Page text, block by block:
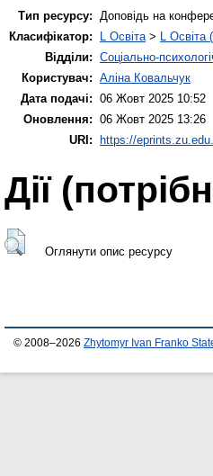
Тип ресурсу: Доповідь на
Класифікатор:
L Освіта> L Освіта
Відділи: Соціально-
Користувач: Аліна Ковальчук
Дата подачі: 06 Жовт 2025 10:52
Оновлення: 06 Жовт 2025 13:26
URI:
https://
Дії
Оглянути опис ресурсу
© 2008–2026 Zhytomyr Ivan Franko